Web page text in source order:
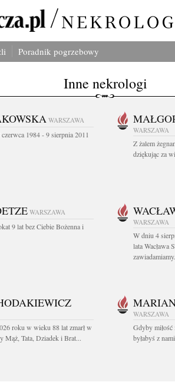
Poradnik pogrzebowy
Inne nekrologi
WARSZAWA
1984 - 9 sierpnia 2011
WARSZAWA
Z żalem
dziękując za
WARSZAWA
9 lat bez Ciebie Bożenna i
WARSZAWA
W dniu 4
lata Wacława
roku w wieku 88 lat zmarł w
Mąż, Tata, Dziadek i Brat...
WARSZAWA
Gdyby miłość
byłabyś z